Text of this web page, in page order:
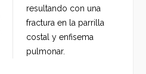
k
n
resultando con una
fractura en la parrilla
costal y enfisema
pulmonar.